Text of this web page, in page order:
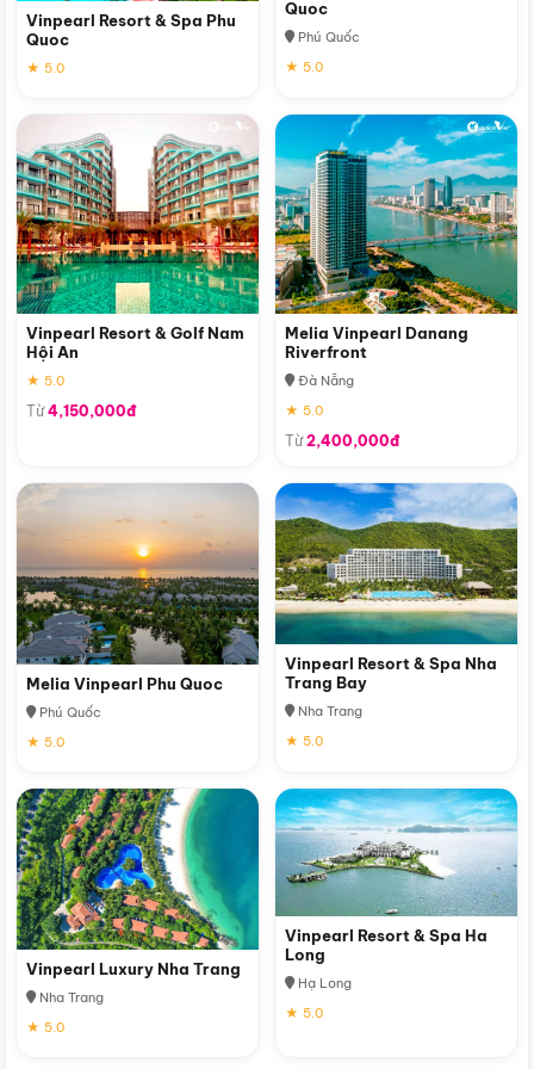
Vinpearl Resort & Spa Phu
Quoc
★ 5.0
Quoc
Phú Quốc
★ 5.0
Vinpearl Resort & Golf Nam
Hội An
★ 5.0
Từ4,150,000đ
Melia Vinpearl Danang
Riverfront
Đà Nẵng
★ 5.0
Từ2,400,000đ
Melia Vinpearl Phu Quoc
Phú Quốc
★ 5.0
Vinpearl Resort & Spa Nha
Trang Bay
Nha Trang
★ 5.0
Vinpearl Luxury Nha Trang
Nha Trang
★ 5.0
Vinpearl Resort & Spa Ha
Long
Hạ Long
★ 5.0